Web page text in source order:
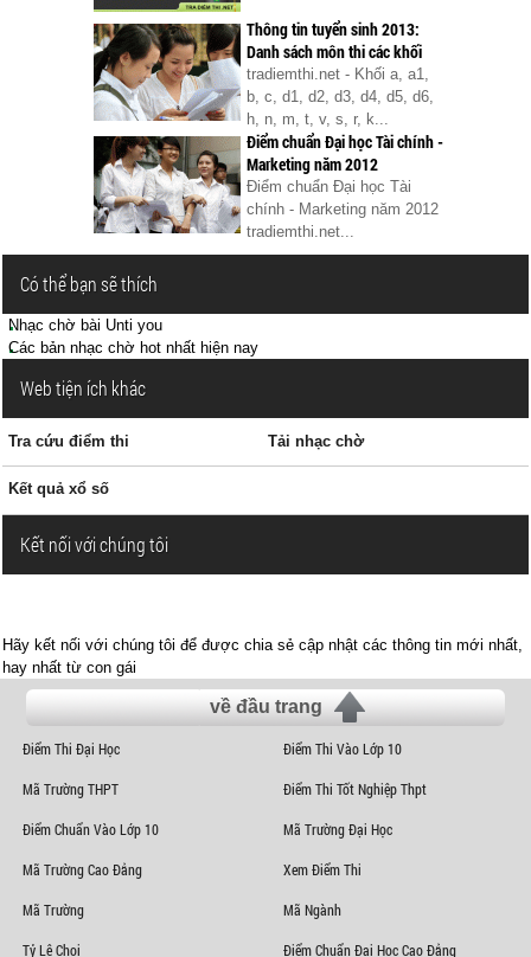
Thông tin tuyển sinh 2013:
Danh sách môn thi các khối
tradiemthi.net - Khối a, a1,
b, c, d1, d2, d3, d4, d5, d6,
h, n, m, t, v, s, r, k...
Điểm chuẩn Đại học Tài chính -
Marketing năm 2012
Điểm chuẩn Đại học Tài
chính - Marketing năm 2012
tradiemthi.net...
Có thể bạn sẽ thích
Nhạc chờ bài Unti you
Các bản nhạc chờ hot nhất hiện nay
Web tiện ích khác
Tra cứu điểm thi Tải nhạc chờ
Kết quả xổ số
Kết nối với chúng tôi
Hãy kết nối với chúng tôi để được chia sẻ cập nhật các thông tin mới nhất,
hay nhất từ con gái
về đầu trang
Điểm Thi Đại Học Điểm Thi Vào Lớp 10
Mã Trường THPT Điểm Thi Tốt Nghiệp Thpt
Điểm Chuẩn Vào Lớp 10 Mã Trường Đại Học
Mã Trường Cao Đẳng Xem Điểm Thi
Mã Trường Mã Ngành
Tỷ Lệ Chọi Điểm Chuẩn Đại Học Cao Đẳng